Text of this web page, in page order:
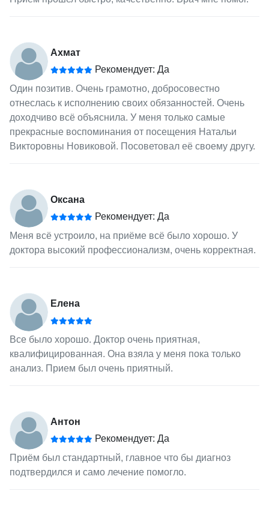
Ахмат
Рекомендует: Да
Один позитив. Очень грамотно, добросовестно
отнеслась к исполнению своих обязанностей. Очень
доходчиво всё объяснила. У меня только самые
прекрасные воспоминания от посещения Натальи
Викторовны Новиковой. Посоветовал её своему другу.
Оксана
Рекомендует: Да
Меня всё устроило, на приёме всё было хорошо. У
доктора высокий профессионализм, очень корректная.
Елена
Все было хорошо. Доктор очень приятная,
квалифицированная. Она взяла у меня пока только
анализ. Прием был очень приятный.
Антон
Рекомендует: Да
Приём был стандартный, главное что бы диагноз
подтвердился и само лечение помогло.